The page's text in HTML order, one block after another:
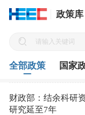
政策库
全部政策 国家
财政部：结余科研
研究延至7年